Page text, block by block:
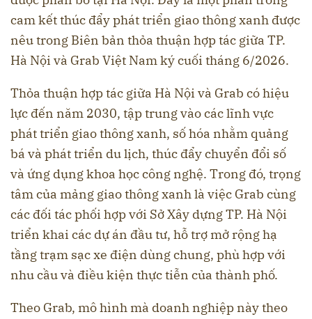
cam kết thúc đẩy phát triển giao thông xanh được
nêu trong Biên bản thỏa thuận hợp tác giữa TP.
Hà Nội và Grab Việt Nam ký cuối tháng 6/2026.
Thỏa thuận hợp tác giữa Hà Nội và Grab có hiệu
lực đến năm 2030, tập trung vào các lĩnh vực
phát triển giao thông xanh, số hóa nhằm quảng
bá và phát triển du lịch, thúc đẩy chuyển đổi số
và ứng dụng khoa học công nghệ. Trong đó, trọng
tâm của mảng giao thông xanh là việc Grab cùng
các đối tác phối hợp với Sở Xây dựng TP. Hà Nội
triển khai các dự án đầu tư, hỗ trợ mở rộng hạ
tầng trạm sạc xe điện dùng chung, phù hợp với
nhu cầu và điều kiện thực tiễn của thành phố.
Theo Grab, mô hình mà doanh nghiệp này theo